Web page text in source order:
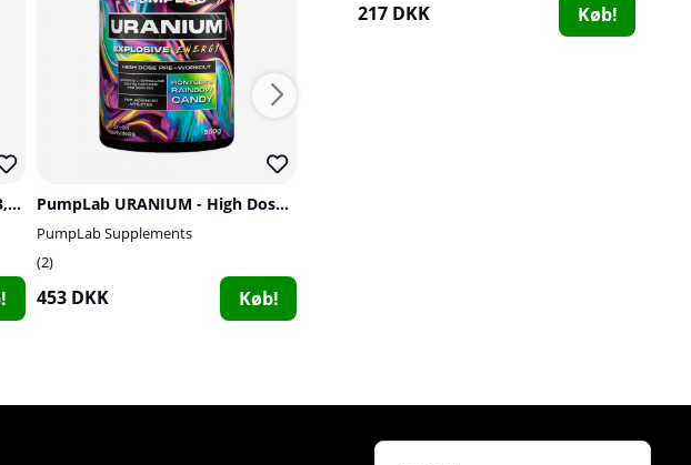
217 DKK Køb!
SOLID Nutrition Vitamin K2+D3, 90 caps PumpLab URANIUM - High Dose PWO, 550 g
PumpLab Supplements
2
453 DKK Køb!